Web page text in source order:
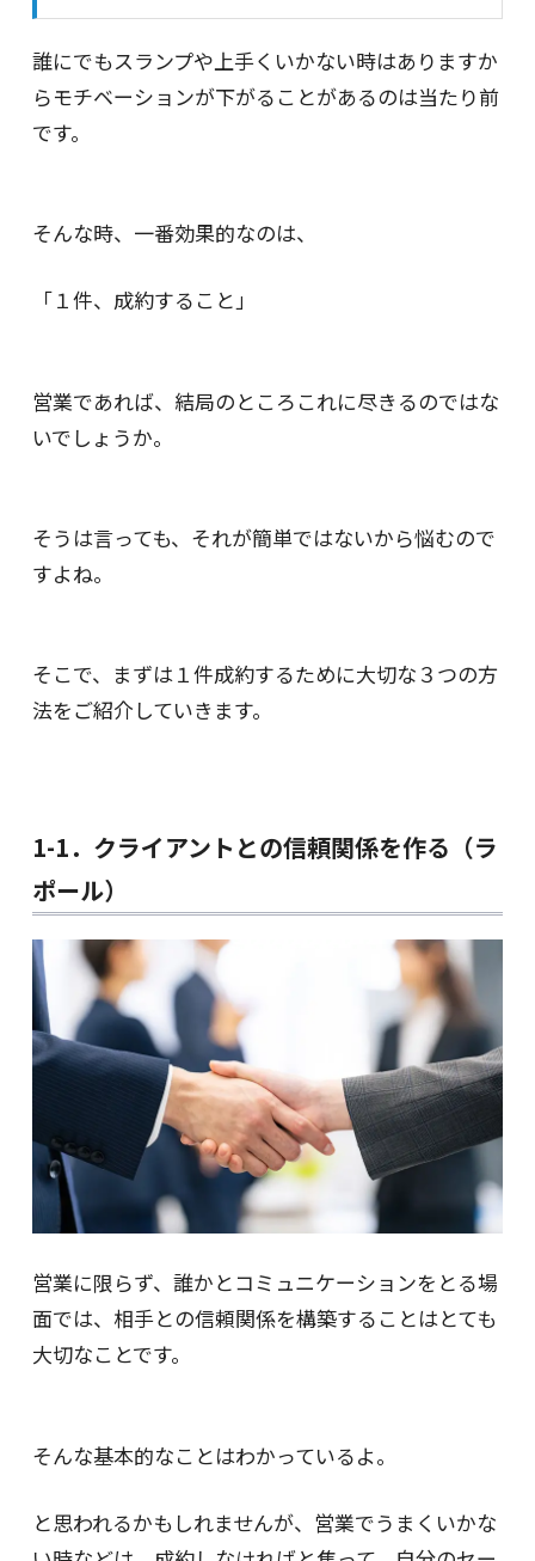
誰にでもスランプや上手くいかない時はありますか
らモチベーションが下がることがあるのは当たり前
です。
そんな時、一番効果的なのは、
「１件、成約すること」
営業であれば、結局のところこれに尽きるのではな
いでしょうか。
そうは言っても、それが簡単ではないから悩むので
すよね。
そこで、まずは１件成約するために大切な３つの方
法をご紹介していきます。
1-1．クライアントとの信頼関係を作る（ラ
ポール）
営業に限らず、誰かとコミュニケーションをとる場
面では、相手との信頼関係を構築することはとても
大切なことです。
そんな基本的なことはわかっているよ。
と思われるかもしれませんが、営業でうまくいかな